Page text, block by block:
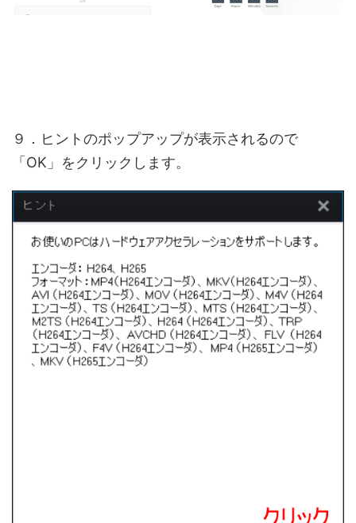
９．ヒントのポップアップが表示されるので
「OK」をクリックします。